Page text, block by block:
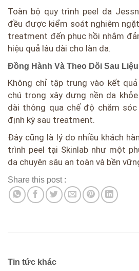
Toàn bộ quy trình peel da
đều được kiểm soát nghiêm
treatment đến phục hồi nhằm
hiệu quả lâu dài cho làn da.
Đồng Hành Và Theo Dõi Sau
Không chỉ tập trung vào kết
chú trọng xây dựng nền da
dài thông qua chế độ chăm
định kỳ sau treatment.
Đây cũng là lý do nhiều khách
trình peel tại Skinlab như một
da chuyên sâu an toàn và bền
Share this post :
Tin tức khác